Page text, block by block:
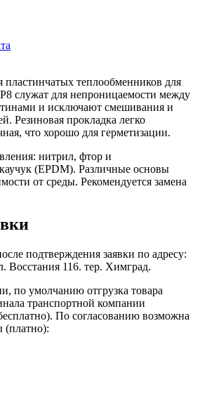
теплообменников для
для непроницаемости между
и исключают смешивания и
Резиновая прокладка легко
что хорошо для герметизации.
нитрил, фтор и
(EPDM). Различные основы
от среды. Рекомендуется замена
подтверждения заявки по адресу:
Восстания 116. тер. Химград.
по умолчанию отгрузка товара
транспортной компании
По согласованию возможна
(платно):